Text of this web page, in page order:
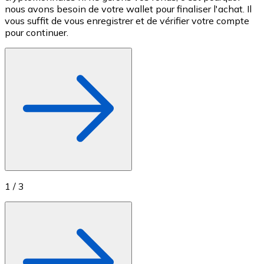
Achetez des cartes-cadeaux de vos marques
Aller à la boutique de cartes-cadeaux
nous avons besoin de votre wallet pour finaliser l'achat. Il
vous suffit de vous enregistrer et de vérifier votre compte
pour continuer.
1 / 3